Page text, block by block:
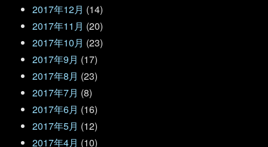
2017年12月 (14)
2017年11月 (20)
2017年10月 (23)
2017年9月 (17)
2017年8月 (23)
2017年7月 (8)
2017年6月 (16)
2017年5月 (12)
2017年4月 (10)